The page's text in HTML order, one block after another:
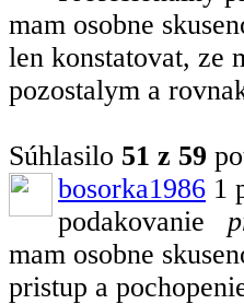
mam osobne
len konstatovat, ze
pozostalym a
Súhlasilo 51 z 59
bosorka1986 1
podakovanie
mam osobne
pristup a